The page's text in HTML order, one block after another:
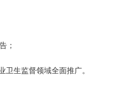
；
卫生监督领域全面推广。